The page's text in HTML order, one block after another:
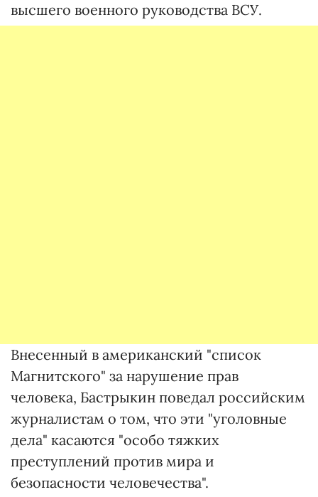
высшего военного руководства ВСУ.
Внесенный в американский "список
Магнитского" за нарушение прав
человека, Бастрыкин поведал российским
журналистам о том, что эти "уголовные
дела" касаются "особо тяжких
преступлений против мира и
безопасности человечества".